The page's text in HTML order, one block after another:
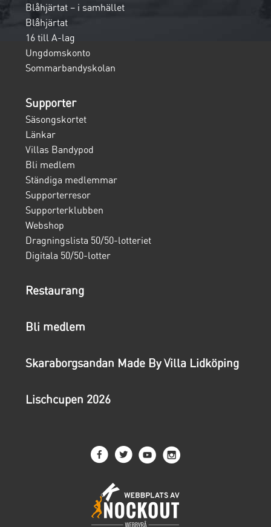
Blåhjärtat – i samhället
Blåhjärtat
16 till A-lag
Ungdomskonto
Sommarbandyskolan
Supporter
Säsongskortet
Länkar
Villas Bandypod
Bli medlem
Ständiga medlemmar
Supporterresor
Supporterklubben
Webshop
Dragningslista 50/50-lotteriet
Digitala 50/50-lotter
Restaurang
Bli medlem
Skaraborgsandan Made By Villa Lidköping
Lischcupen 2026